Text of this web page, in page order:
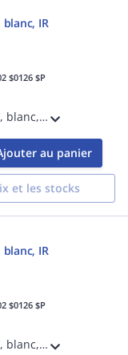
blanc, IR
$0126 $P
HB 301, 9 W, RGBW, blanc, IR Luminaires de jardin, D 200 H 200, Matière synthétique (PE) opale
au panier
et les stocks
blanc, IR
$0126 $P
HB 303, 9 W, RGBW, blanc, IR Luminaires de jardin, D 400 H 400, Matière synthétique (PE) opale